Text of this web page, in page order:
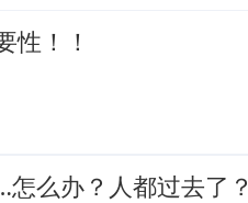
性！！
么办？人都过去了？